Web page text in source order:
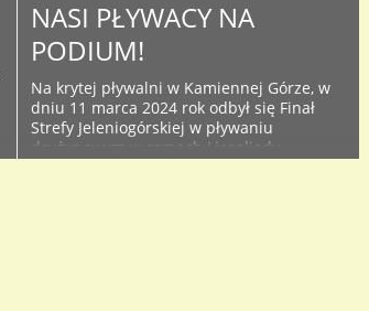
NASI PŁYWACY NA
PODIUM!
Na krytej pływalni w Kamiennej Górze, w
dniu 11 marca 2024 rok odbył się Finał
Strefy Jeleniogórskiej w pływaniu
drużynowym w ramach Licealiady